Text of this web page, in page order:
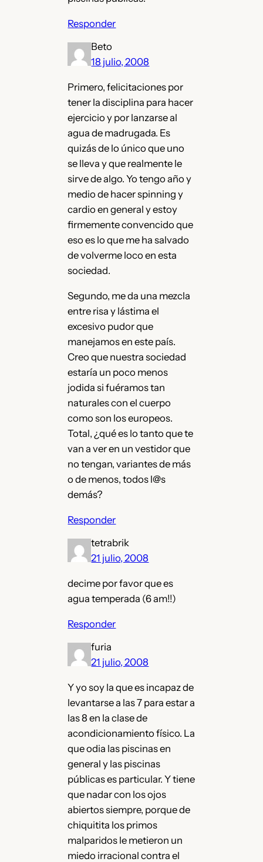
Responder
Beto
18 julio, 2008
Primero, felicitaciones por
tener la disciplina para hacer
ejercicio y por lanzarse al
agua de madrugada. Es
quizás de lo único que uno
se lleva y que realmente le
sirve de algo. Yo tengo año y
medio de hacer spinning y
cardio en general y estoy
firmemente convencido que
eso es lo que me ha salvado
de volverme loco en esta
sociedad.
Segundo, me da una mezcla
entre risa y lástima el
excesivo pudor que
manejamos en este país.
Creo que nuestra sociedad
estaría un poco menos
jodida si fuéramos tan
naturales con el cuerpo
como son los europeos.
Total, ¿qué es lo tanto que te
van a ver en un vestidor que
no tengan, variantes de más
o de menos, todos l@s
demás?
Responder
tetrabrik
21 julio, 2008
decime por favor que es
agua temperada (6 am!!)
Responder
furia
21 julio, 2008
Y yo soy la que es incapaz de
levantarse a las 7 para estar a
las 8 en la clase de
acondicionamiento físico. La
que odia las piscinas en
general y las piscinas
públicas es particular. Y tiene
que nadar con los ojos
abiertos siempre, porque de
chiquitita los primos
malparidos le metieron un
miedo irracional contra el